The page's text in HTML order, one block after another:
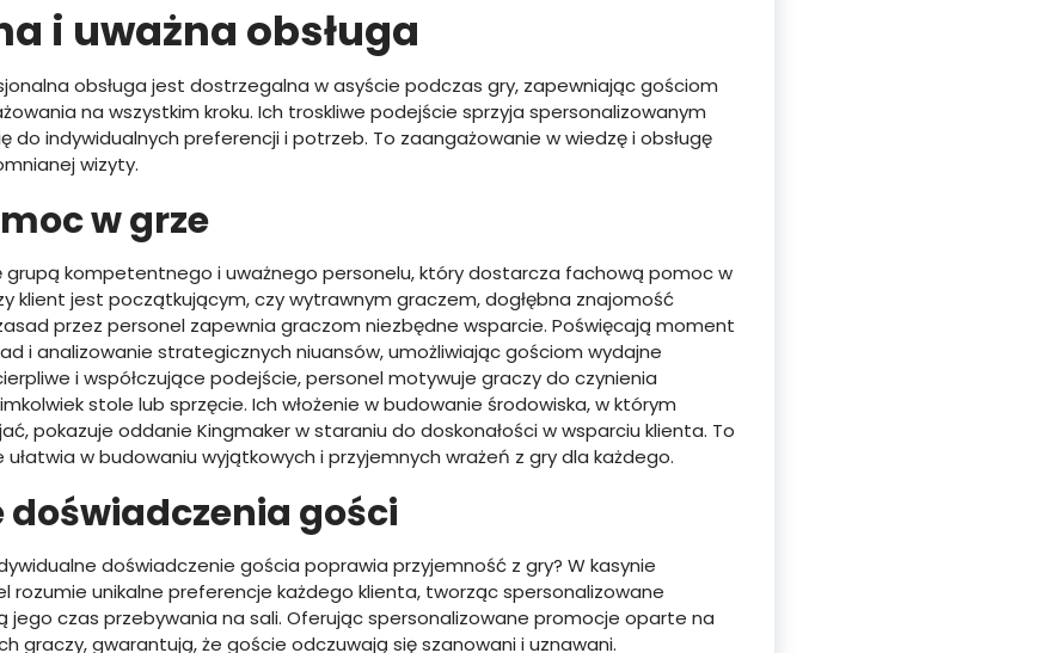
i uważna obsługa
obsługa jest dostrzegalna w asyście podczas gry, zapewniając gościom
na wszystkim kroku. Ich troskliwe podejście sprzyja spersonalizowanym
do indywidualnych preferencji i potrzeb. To zaangażowanie w wiedzę i obsługę
wizyty.
w grze
grupą kompetentnego i uważnego personelu, który dostarcza fachową pomoc w
klient jest początkującym, czy wytrawnym graczem, dogłębna znajomość
przez personel zapewnia graczom niezbędne wsparcie. Poświęcają moment
i analizowanie strategicznych niuansów, umożliwiając gościom wydajne
i współczujące podejście, personel motywuje graczy do czynienia
stole lub sprzęcie. Ich włożenie w budowanie środowiska, w którym
pokazuje oddanie Kingmaker w staraniu do doskonałości w wsparciu klienta. To
w budowaniu wyjątkowych i przyjemnych wrażeń z gry dla każdego.
doświadczenia gości
doświadczenie gościa poprawia przyjemność z gry? W kasynie
rozumie unikalne preferencje każdego klienta, tworząc spersonalizowane
jego czas przebywania na sali. Oferując spersonalizowane promocje oparte na
graczy, gwarantują, że goście odczuwają się szanowani i uznawani.